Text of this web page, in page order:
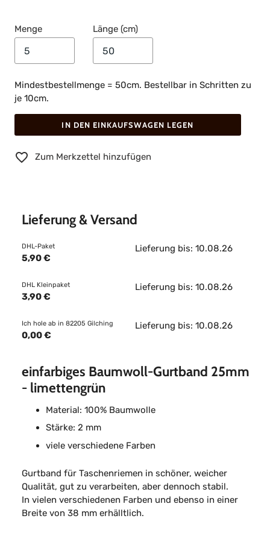
Menge Länge (cm)
Mindestbestellmenge = 50cm. Bestellbar in Schritten zu
je 10cm.
IN DEN EINKAUFSWAGEN LEGEN
Zum Merkzettel hinzufügen
Lieferung & Versand
DHL-Paket
5,90 €
Lieferung bis: 10.08.26
DHL Kleinpaket
3,90 €
Lieferung bis: 10.08.26
Ich hole ab in 82205 Gilching
0,00 €
Lieferung bis: 10.08.26
einfarbiges Baumwoll-Gurtband 25mm
- limettengrün
Material: 100% Baumwolle
Stärke: 2 mm
viele verschiedene Farben
Gurtband für Taschenriemen in schöner, weicher
Qualität, gut zu verarbeiten, aber dennoch stabil.
In vielen verschiedenen Farben und ebenso in einer
Breite von 38 mm erhälltlich.